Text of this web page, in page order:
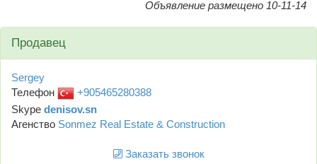
Объявление размещено 10-11-14
Продавец
Sergey
Телефон
+905465280388
Skype denisov.sn
Агенство Sonmez Real Estate & Construction
Заказать звонок